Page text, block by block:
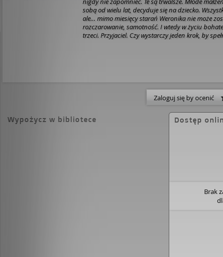
sobą od wielu lat, decyduje się na dziecko.
ale… mimo miesięcy starań Weronika nie może
rozczarowanie, samotność. I wtedy w życiu
trzeci. Przyjaciel. Czy wystarczy jeden krok, by
pozostanie tylko słona morska woda – albo słone
Zaloguj się by ocenić
Wypożycz w bibliotece Dostęp
Brak